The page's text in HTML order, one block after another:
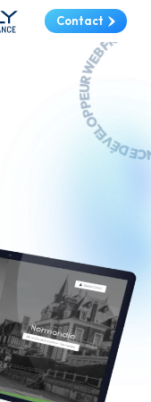
Contact
DÉVELOPPEUR WEB